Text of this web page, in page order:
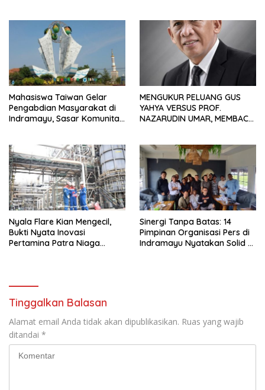
Mahasiswa Taiwan Gelar
Pengabdian Masyarakat di
Indramayu, Sasar Komunitas
MENGUKUR PELUANG GUS
YAHYA VERSUS PROF.
NAZARUDIN UMAR, MEMBACA
Nyala Flare Kian Mengecil,
Bukti Nyata Inovasi
Pertamina Patra Niaga
Sinergi Tanpa Batas: 14
Pimpinan Organisasi Pers di
Indramayu Nyatakan Solid di
Tinggalkan Balasan
Alamat email Anda tidak akan dipublikasikan. Ruas yang wajib
ditandai *